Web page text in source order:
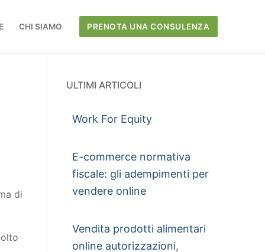
CHI SIAMO PRENOTA UNA CONSULENZA
di
ULTIMI ARTICOLI
Work For Equity
E-commerce normativa
fiscale: gli adempimenti per
vendere online
Vendita prodotti alimentari
online autorizzazioni,